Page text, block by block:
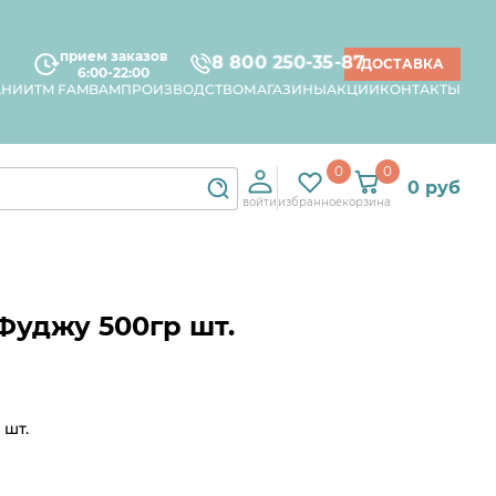
прием заказов
6:00-22:00
8 800 250-35-87ДОСТАВКА
TM FAMBAMПРОИЗВОДСТВОМАГАЗИНЫАКЦИИКОНТАКТЫ
войти избранное
0
корзина
0
0 руб
500гр шт.
шт.